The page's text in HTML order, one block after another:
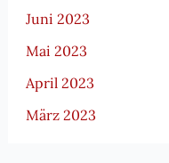
Juni 2023
Mai 2023
April 2023
März 2023